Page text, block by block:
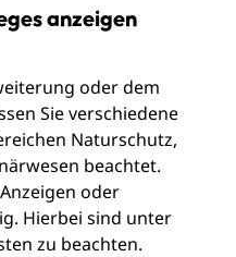
anzeigen
oder dem
Sie verschiedene
Naturschutz,
beachtet.
oder
Hierbei sind unter
zu beachten.